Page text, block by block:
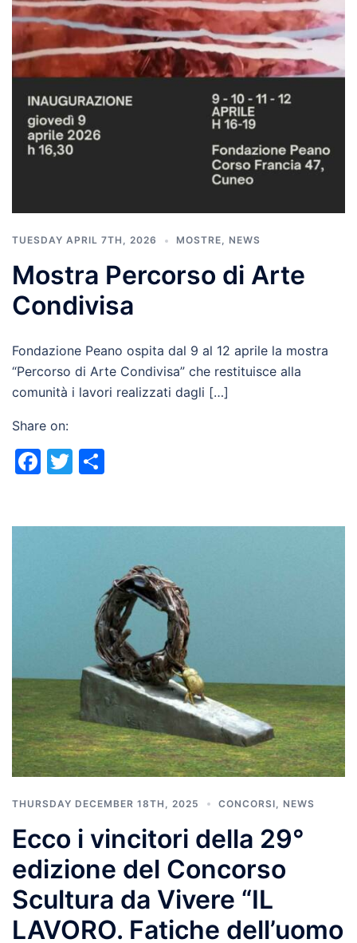
TUESDAY APRIL 7TH, 2026 MOSTRE, NEWS
Mostra Percorso di Arte
Condivisa
Fondazione Peano ospita dal 9 al 12 aprile la mostra
“Percorso di Arte Condivisa” che restituisce alla
comunità i lavori realizzati dagli […]
Share on:
Facebook
Twitter
THURSDAY DECEMBER 18TH, 2025 CONCORSI NEWS
Ecco i vincitori della 29°
edizione del Concorso
Scultura da Vivere “IL
LAVORO. Fatiche dell’uomo